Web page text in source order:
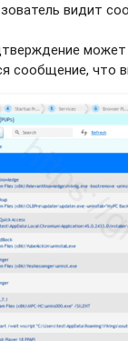
видит
сообщение, что